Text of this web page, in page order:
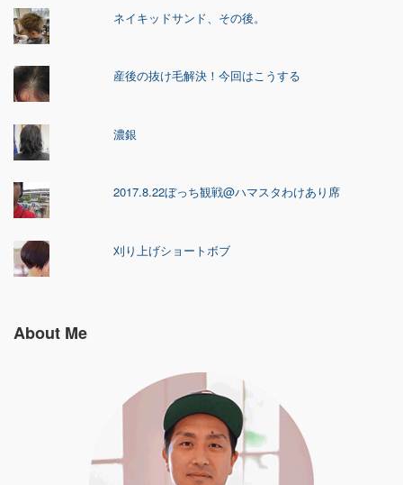
ネイキッドサンド、その後。
産後の抜け毛解決！今回はこうする
濃銀
2017.8.22ぼっち観戦@ハマスタわけあり席
刈り上げショートボブ
About Me